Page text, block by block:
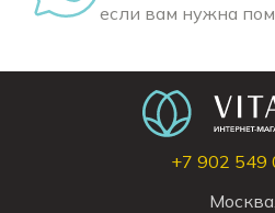
если вам нужна
+7 902 549
Москва,